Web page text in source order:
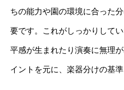
ちの能力や園の環境に合った
要です。これがしっかりして
平感が生まれたり演奏に無理
イントを元に、楽器分けの基